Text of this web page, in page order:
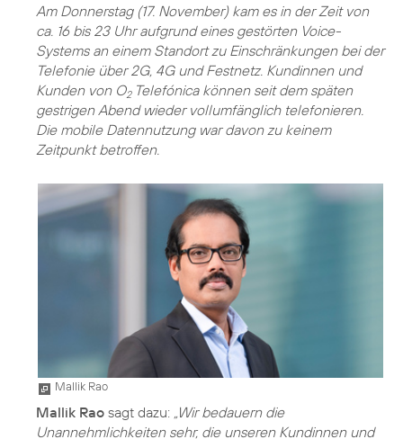
Am Donnerstag (17. November) kam es in der Zeit von
ca. 16 bis 23 Uhr aufgrund eines gestörten Voice-
Systems an einem Standort zu Einschränkungen bei der
Telefonie über 2G, 4G und Festnetz. Kundinnen und
Kunden von O2Telefónica können seit dem späten
gestrigen Abend wieder vollumfänglich telefonieren.
Die mobile Datennutzung war davon zu keinem
Zeitpunkt betroffen.
Mallik Rao
Mallik Rao sagt dazu: „Wir bedauern die
Unannehmlichkeiten sehr, die unseren Kundinnen und